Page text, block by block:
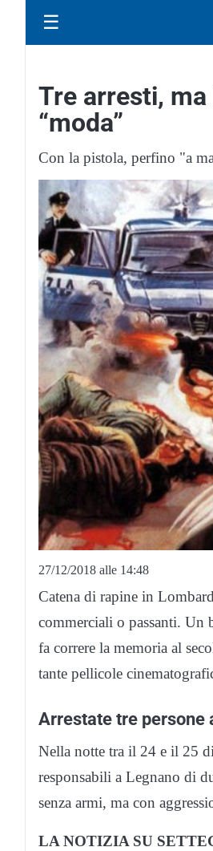
☰
Tre arresti,
“moda”
Con la pistola, perfino "a
27/12/2018 alle 14:48
Catena di rapine in
commerciali o passanti. Un
fa correre la memoria al
tante pellicole
Arrestate tre persone
Nella notte tra il 24 e il 25
responsabili a Legnano di
senza armi, ma con
LA NOTIZIA SU